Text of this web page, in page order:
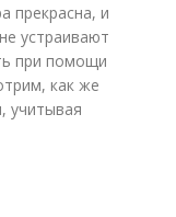
прекрасна, и
устраивают
при помощи
как же
учитывая